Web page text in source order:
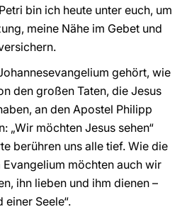
bin ich heute unter euch, um
meine Nähe im Gebet und
gehört, wie
den großen Taten, die Jesus
an den Apostel Philipp
„Wir möchten Jesus sehen“
berühren uns alle tief. Wie die
Evangelium möchten auch wir
ihn lieben und ihm dienen –
einer Seele“.